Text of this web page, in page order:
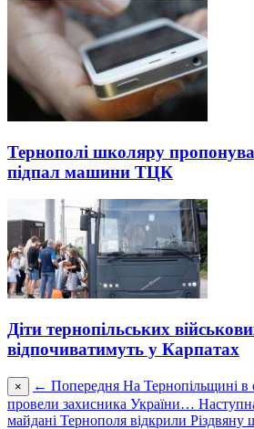
Тернополі школяру
підпал машини ТЦК
Діти тернопільських
відпочиватимуть у Карпатах
× ← Попередня На Тернопільщині в
провели захисника України…
майдані Тернополя відкрили Різдвяну